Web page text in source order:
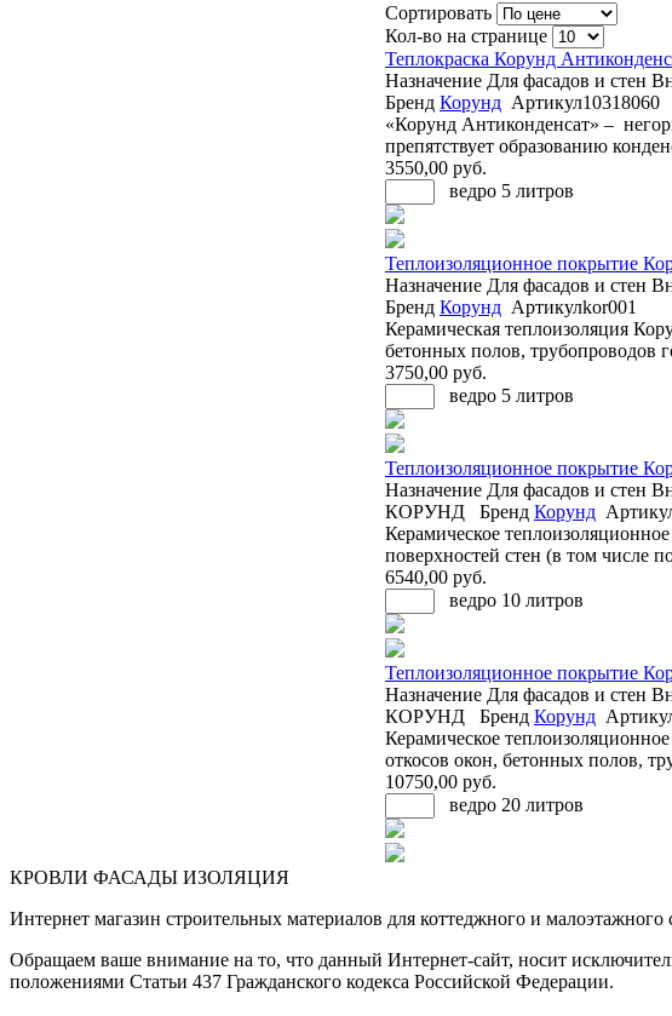
Сортировать
Кол-во на странице
Теплокраска Корунд
Назначение Для фасадов и стен
Бренд Корунд Артикул10318060
«Корунд Антиконденсат» –
препятствует образованию
3550,00 руб.
ведро 5 литров
Теплоизоляционное покрытие
Назначение Для фасадов и стен
Бренд Корунд Артикулkor001
Керамическая теплоизоляция
бетонных полов, трубопроводов
3750,00 руб.
ведро 5 литров
Теплоизоляционное покрытие
Назначение Для фасадов и стен
КОРУНД
Бренд Корунд
Керамическое
поверхностей стен (в том числе
6540,00 руб.
ведро 10 литров
Теплоизоляционное покрытие
Назначение Для фасадов и стен
КОРУНД
Бренд Корунд
Керамическое
откосов окон, бетонных полов,
10750,00 руб.
ведро 20 литров
КРОВЛИ ФАСАДЫ ИЗОЛЯЦИЯ
Интернет магазин строительных материалов для коттеджного и
Обращаем ваше внимание на то, что данный Интернет-сайт, носит
положениями Статьи 437 Гражданского кодекса Российской Федерации.